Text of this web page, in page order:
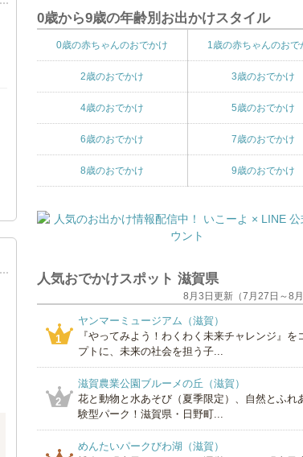
0歳から9歳の年齢別お出かけスタイル
0歳の赤ちゃんのおでかけ 1歳の赤ちゃんのおで
2歳のおでかけ 3歳のおでかけ
4歳のおでかけ 5歳のおでかけ
6歳のおでかけ 7歳のおでかけ
8歳のおでかけ 9歳のおでかけ
人気おでかけスポット 滋賀県
8月3日更新（7月27日～8月
1
ヤンマーミュージアム（滋賀）
『やってみよう！わくわく未来チャレンジ』を
プトに、未来の社会を担う子...
2
滋賀農業公園ブルーメの丘（滋賀）
花と動物と水あそび（夏季限定）、自然とふれ
験型パーク！滋賀県・日野町...
めんたいパークびわ湖（滋賀）